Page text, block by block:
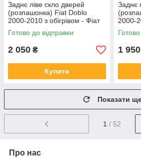
Заднє ліве скло дверей
(розпашонка) Fiat Doblo
2000-2010 з обігрівом - Фіат
Добло
Готово до відправки
2 050 ₴
Купити
Заднє
2000-
Добло
1 950
Показати
1 / 52
Про нас